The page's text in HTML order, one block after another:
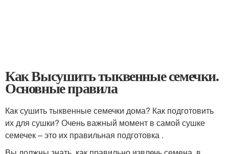
Как Высушить тыквенные семечки.
Основные правила
Как сушить тыквенные семечки дома? Как подготовить
их для сушки? Очень важный момент в самой сушке
семечек – это их правильная подготовка .